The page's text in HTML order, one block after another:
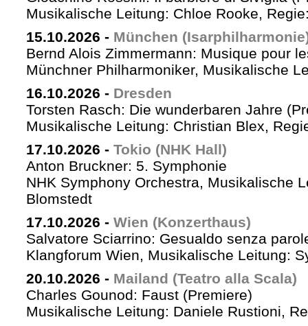
Musikalische Leitung: Chloe Rooke,
15.10.2026 - München
Bernd Alois Zimmermann: Musique pour
Münchner Philharmoniker, Musikalische
16.10.2026 - Dresden
Torsten Rasch: Die wunderbaren Jahre
Musikalische Leitung: Christian Blex,
17.10.2026 - Tokio (NHK Hall)
Anton Bruckner: 5. Symphonie
NHK Symphony Orchestra, Musikalische
Blomstedt
17.10.2026 - Wien (Konzerthaus)
Salvatore Sciarrino: Gesualdo senza
Klangforum Wien, Musikalische Leitung:
20.10.2026 - Mailand (Teatro alla Scala)
Charles Gounod: Faust (Premiere)
Musikalische Leitung: Daniele Rustioni,